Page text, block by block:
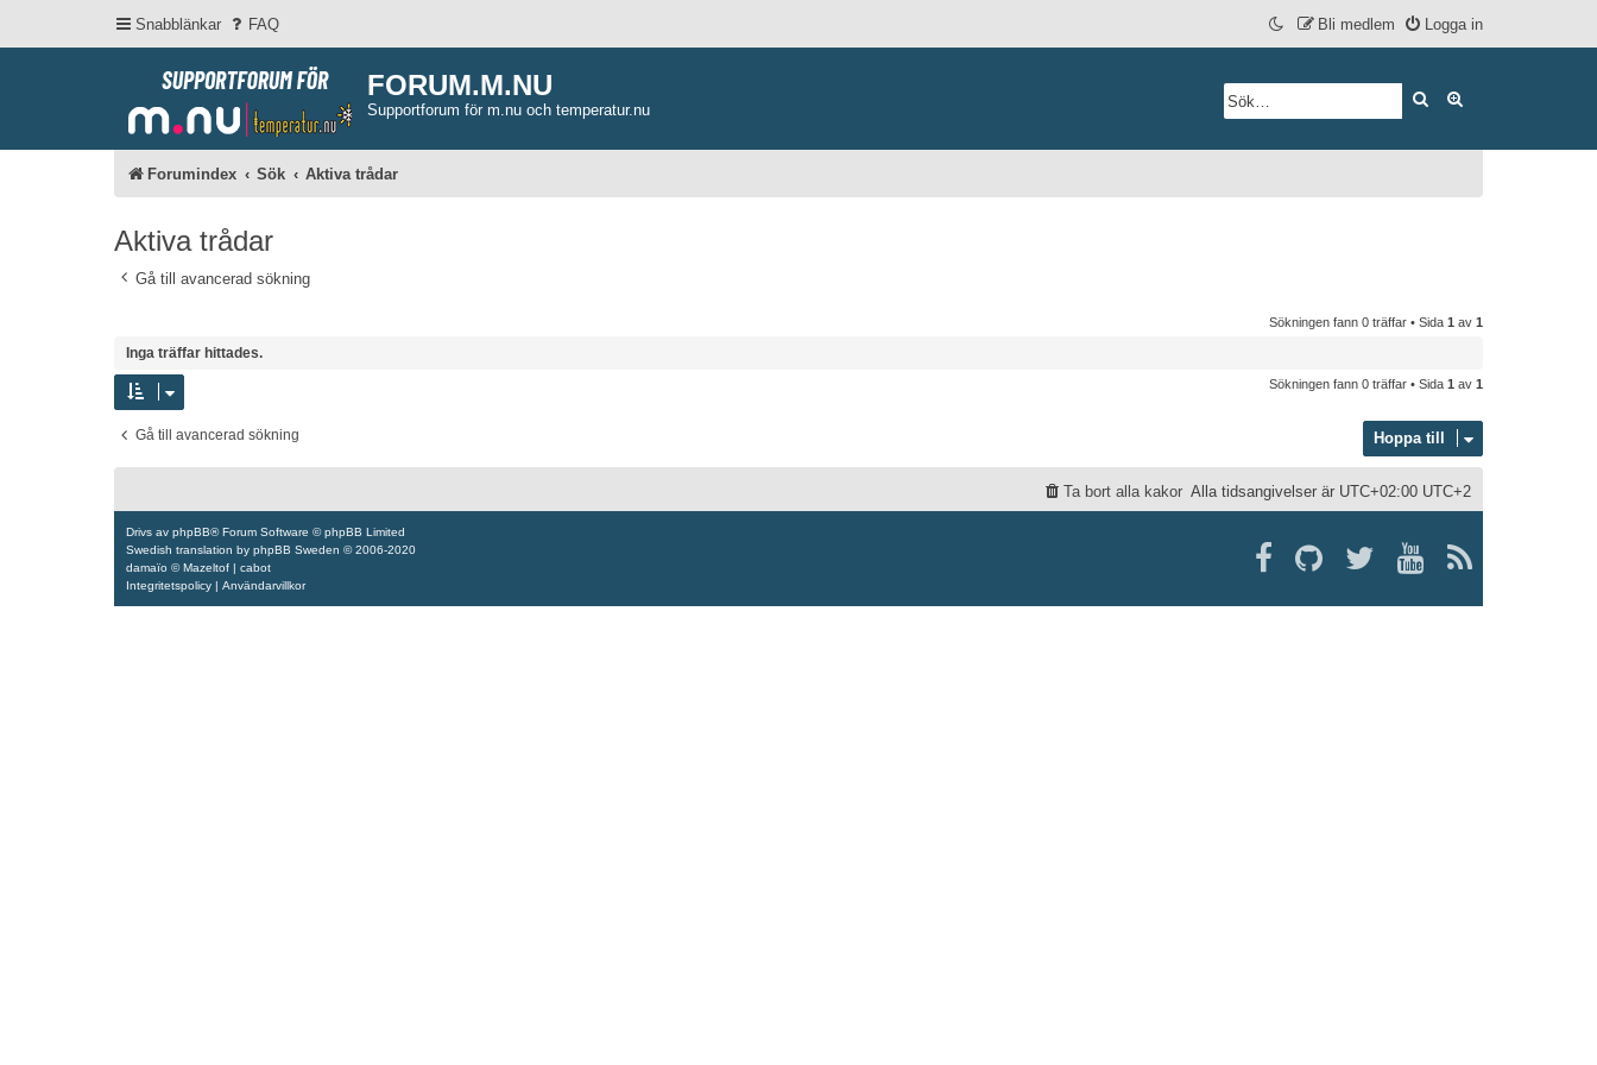
Snabblänkar FAQ Logga in
Bli medlem
FORUM.M.NU
Supportforum för m.nu och temperatur.nu
Sök
Forumindex Sök Aktiva trådar
Aktiva trådar
Gå till avancerad sökning
Sökningen fann 0 träffar • Sida 1 av 1
Inga träffar hittades.
Sökningen fann 0 träffar • Sida 1 av 1
Gå till avancerad sökning Hoppa till
Alla tidsangivelser är UTC+02:00 UTC+2
Ta bort alla kakor
Drivs av phpBB® Forum Software © phpBB Limited
Swedish translation by phpBB Sweden © 2006-2020
damaïo ©Mazeltof | cabot
Integritetspolicy | Användarvillkor